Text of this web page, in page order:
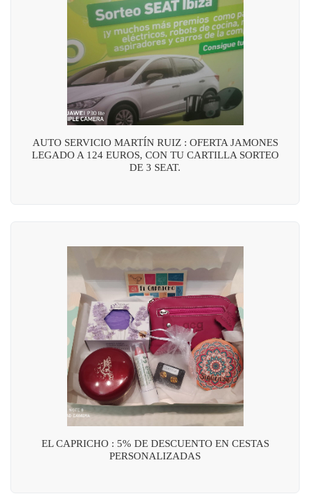
AUTO SERVICIO MARTÍN RUIZ : OFERTA JAMONES
LEGADO A 124 EUROS, CON TU CARTILLA SORTEO
DE 3 SEAT.
EL CAPRICHO : 5% DE DESCUENTO EN CESTAS
PERSONALIZADAS